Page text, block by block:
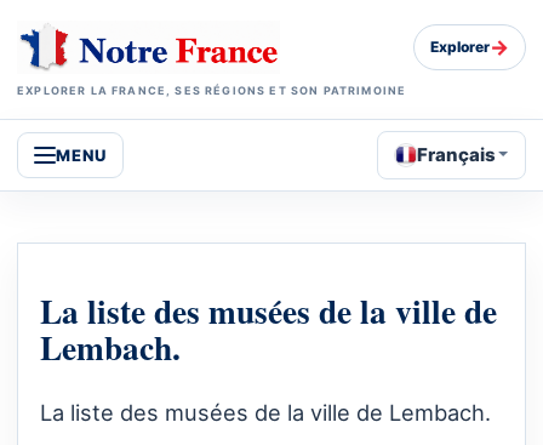
EXPLORER LA FRANCE, SES RÉGIONS ET SON PATRIMOINE
Explorer→
MENU Français
La liste des musées de la ville de
Lembach.
La liste des musées de la ville de Lembach.